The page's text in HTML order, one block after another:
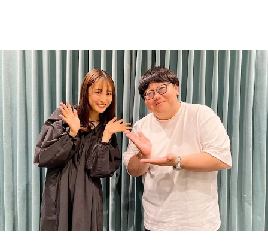
イベント・グッズ
YouTube
会社情報